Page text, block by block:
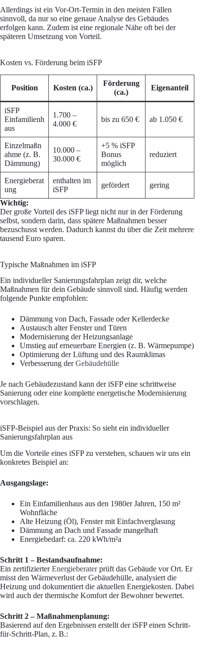
Allerdings ist ein Vor-Ort-Termin in den meisten Fällen
sinnvoll, da nur so eine genaue Analyse des Gebäudes
erfolgen kann. Zudem ist eine regionale Nähe oft bei der
späteren Umsetzung von Vorteil.
Kosten vs. Förderung beim iSFP
Position Kosten (ca.)
Förderung
(ca.)
Eigenanteil
iSFP
Einfamilienh
aus
1.700 –
4.000 €
bis zu 650 € ab 1.050 €
Einzelmaßn
ahme (z. B.
Dämmung)
10.000 –
30.000 €
+5 % iSFP
Bonus
möglich
reduziert
Energieberat
ung
enthalten im
iSFP
gefördert gering
Wichtig:
Der große Vorteil des iSFP liegt nicht nur in der Förderung
selbst, sondern darin, dass spätere Maßnahmen besser
bezuschusst werden. Dadurch kannst du über die Zeit mehrere
tausend Euro sparen.
Typische Maßnahmen im iSFP
Ein individueller Sanierungsfahrplan zeigt dir, welche
Maßnahmen für dein Gebäude sinnvoll sind. Häufig werden
folgende Punkte empfohlen:
Dämmung von Dach, Fassade oder Kellerdecke
Austausch alter Fenster und Türen
Modernisierung der Heizungsanlage
Umstieg auf erneuerbare Energien (z. B. Wärmepumpe)
Optimierung der Lüftung und des Raumklimas
Verbesserung derGebäudehülle
Je nach Gebäudezustand kann der iSFP eine schrittweise
Sanierung oder eine komplette energetische Modernisierung
vorschlagen.
iSFP-Beispiel aus der Praxis: So sieht ein individueller
Sanierungsfahrplan aus
Um die Vorteile eines iSFP zu verstehen, schauen wir uns ein
konkretes Beispiel an:
Ausgangslage:
Ein Einfamilienhaus aus den 1980er Jahren, 150 m²
Wohnfläche
Alte Heizung (Öl), Fenster mit Einfachverglasung
Dämmung an Dach und Fassade mangelhaft
Energiebedarf: ca. 220 kWh/m²a
Schritt 1 – Bestandsaufnahme:
Ein zertifizierterEnergieberaterprüft das Gebäude vor Ort. Er
misst den Wärmeverlust der Gebäudehülle, analysiert die
Heizung und dokumentiert die aktuellen Energiekosten. Dabei
wird auch der thermische Komfort der Bewohner bewertet.
Schritt 2 – Maßnahmenplanung:
Basierend auf den Ergebnissen erstellt der iSFP einen Schritt-
für-Schritt-Plan, z. B.: